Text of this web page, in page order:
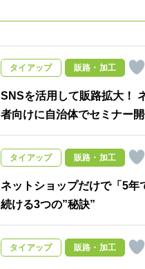
タイアップ 販路・加工
SNSを活用して販路拡大！
者向けに自治体でセミナー
タイアップ 販路・加工
ネットショップだけで「5年
続ける3つの”秘訣”
タイアップ 販路・加工